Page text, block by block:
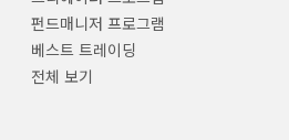
펀드매니저 프로그램
베스트 트레이딩
전체 보기